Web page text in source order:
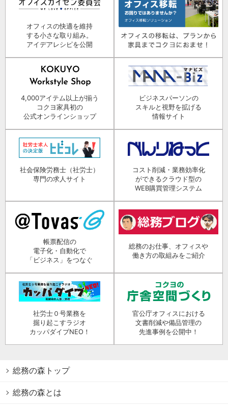
オフィスの快適を維持
する小さな取り組み。
アイデアレシピを公開
4,000アイテム以上が揃う
コクヨ家具初の
公式オンラインショップ
ビジネスパーソンの
スキルと視野を拡げる
情報サイト
社会保険労務士（社労士）
専門の求人サイト
コスト削減・業務効率化
ができるクラウド型の
WEB購買管理システム
帳票配信の
電子化・自動化で
「ビジネス」をつなぐ
総務のお仕事、オフィスや
働き方の取組みをご紹介
社労士０号業務を
掘り起こすラジオ
カッパダイブNEO！
官公庁オフィスにおける
文書削減や備品管理の
先進事例を公開中！
総務の森トップ
総務の森とは